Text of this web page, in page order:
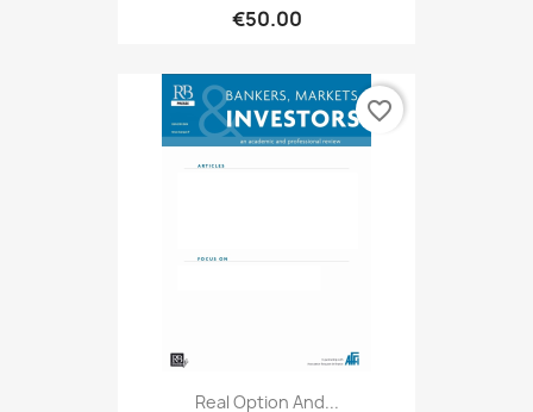
€50.00
Real Option And...
favorite_border